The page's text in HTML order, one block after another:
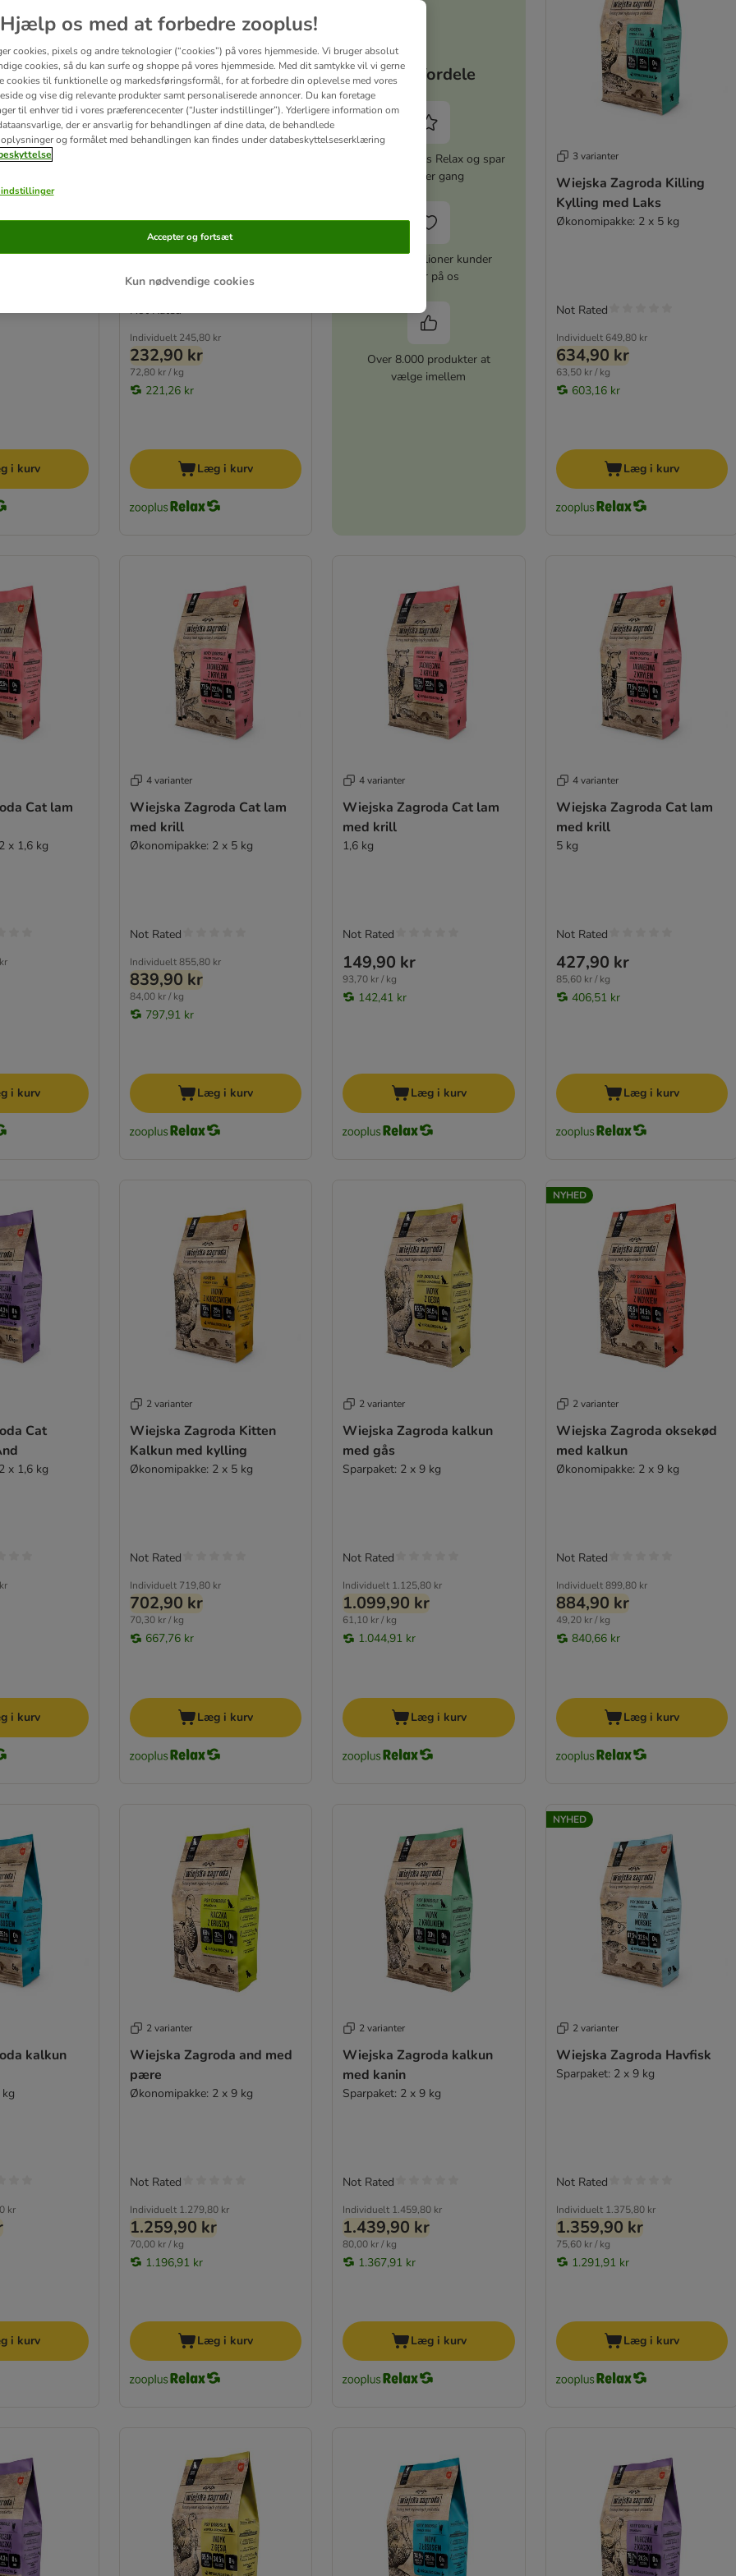
Killing
i kurv
Økonomipakke: 2 x 1,6 kg
Individuelt 245,80 kr
232,90 kr
72,80 kr / kg
221,26 kr
Not Rated
Læg i kurv
Dine fordele
Aktiver zooplus Relax og spar
5% hver gang
Over 10 millioner kunder
stoler på os
Over 8.000 produkter at
vælge imellem
3 varianter
Wiejska Zagroda Killing
Kylling med Laks
Økonomipakke: 2 x 5 kg
Individuelt 649,80 kr
634,90 kr
63,50 kr / kg
603,16 kr
Not Rated
Læg i kurv
Cat lam
x 1,6 kg
i kurv
4 varianter
Wiejska Zagroda Cat lam
med krill
Økonomipakke: 2 x 5 kg
Individuelt 855,80 kr
839,90 kr
84,00 kr / kg
797,91 kr
Not Rated
Læg i kurv
4 varianter
Wiejska Zagroda Cat lam
med krill
1,6 kg
149,90 kr
93,70 kr / kg
142,41 kr
Not Rated
Læg i kurv
4 varianter
Wiejska Zagroda Cat lam
med krill
5 kg
427,90 kr
85,60 kr / kg
406,51 kr
Not Rated
Læg i kurv
Cat
x 1,6 kg
i kurv
2 varianter
Wiejska Zagroda Kitten
Kalkun med kylling
Økonomipakke: 2 x 5 kg
Individuelt 719,80 kr
702,90 kr
70,30 kr / kg
667,76 kr
Not Rated
Læg i kurv
2 varianter
Wiejska Zagroda kalkun
med gås
Sparpaket: 2 x 9 kg
Individuelt 1.125,80 kr
1.099,90 kr
61,10 kr / kg
1.044,91 kr
Not Rated
Læg i kurv
NYHED
2 varianter
Wiejska Zagroda oksekød
med kalkun
Økonomipakke: 2 x 9 kg
Individuelt 899,80 kr
884,90 kr
49,20 kr / kg
840,66 kr
Not Rated
Læg i kurv
kalkun
kr
i kurv
2 varianter
Wiejska Zagroda and med
pære
Økonomipakke: 2 x 9 kg
Individuelt 1.279,80 kr
1.259,90 kr
70,00 kr / kg
1.196,91 kr
Not Rated
Læg i kurv
2 varianter
Wiejska Zagroda kalkun
med kanin
Sparpaket: 2 x 9 kg
Individuelt 1.459,80 kr
1.439,90 kr
80,00 kr / kg
1.367,91 kr
Not Rated
Læg i kurv
NYHED
2 varianter
Wiejska Zagroda Havfisk
Sparpaket: 2 x 9 kg
Individuelt 1.375,80 kr
1.359,90 kr
75,60 kr / kg
1.291,91 kr
Not Rated
Læg i kurv
Hjælp os med at forbedre zooplus!
cookies, pixels og andre teknologier (“cookies”) på vores hjemmeside. Vi bruger absolut
cookies, så du kan surfe og shoppe på vores hjemmeside. Med dit samtykke vil vi gerne
cookies til funktionelle og markedsføringsformål, for at forbedre din oplevelse med vores
og vise dig relevante produkter samt personaliserede annoncer. Du kan foretage
til enhver tid i vores præferencecenter (“Juster indstillinger”). Yderligere information om
der er ansvarlig for behandlingen af ​​dine data, de behandlede
og formålet med behandlingen kan findes under databeskyttelseserklæring
Kun nødvendige cookies
Accepter og fortsæt